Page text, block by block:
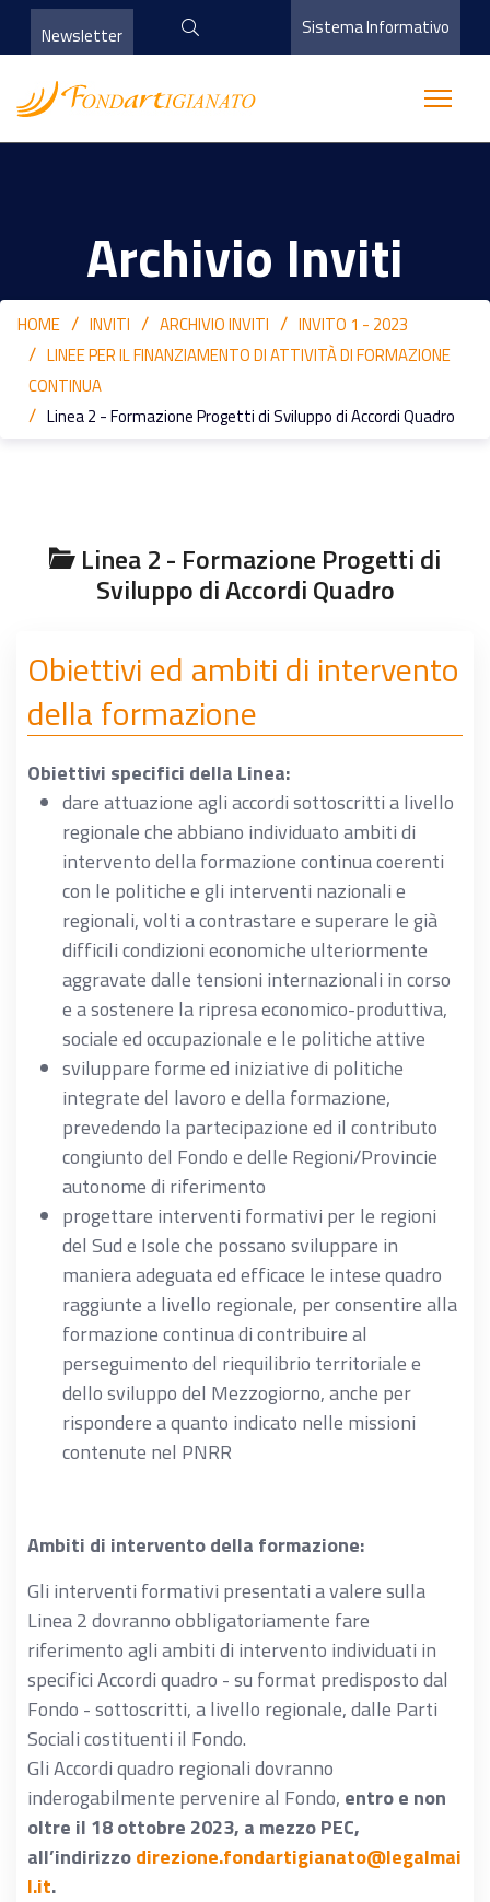
Newsletter Sistema Informativo
Archivio Inviti
HOME INVITI ARCHIVIO INVITI
INVITO 1 - 2023
LINEE PER IL FINANZIAMENTO DI ATTIVITÀ DI FORMAZIONE
CONTINUA
Linea 2 - Formazione Progetti di Sviluppo di Accordi Quadro
Linea 2 - Formazione Progetti di
Sviluppo di Accordi Quadro
Obiettivi ed ambiti di intervento
della formazione
Obiettivi specifici della Linea:
dare attuazione agli accordi sottoscritti a livello
regionale che abbiano individuato ambiti di
intervento della formazione continua coerenti
con le politiche e gli interventi nazionali e
regionali, volti a contrastare e superare le già
difficili condizioni economiche ulteriormente
aggravate dalle tensioni internazionali in corso
e a sostenere la ripresa economico-produttiva,
sociale ed occupazionale e le politiche attive
sviluppare forme ed iniziative di politiche
integrate del lavoro e della formazione,
prevedendo la partecipazione ed il contributo
congiunto del Fondo e delle Regioni/Provincie
autonome di riferimento
progettare interventi formativi per le regioni
del Sud e Isole che possano sviluppare in
maniera adeguata ed efficace le intese quadro
raggiunte a livello regionale, per consentire alla
formazione continua di contribuire al
perseguimento del riequilibrio territoriale e
dello sviluppo del Mezzogiorno, anche per
rispondere a quanto indicato nelle missioni
contenute nel PNRR
Ambiti di intervento della formazione:
Gli interventi formativi presentati a valere sulla
Linea 2 dovranno obbligatoriamente fare
riferimento agli ambiti di intervento individuati in
specifici Accordi quadro - su format predisposto dal
Fondo - sottoscritti, a livello regionale, dalle Parti
Sociali costituenti il Fondo.
Gli Accordi quadro regionali dovranno
inderogabilmente pervenire al Fondo, entro e non
oltre il 18 ottobre 2023, a mezzo PEC,
all’indirizzodirezione.fondartigianato@legalmai
l.it.